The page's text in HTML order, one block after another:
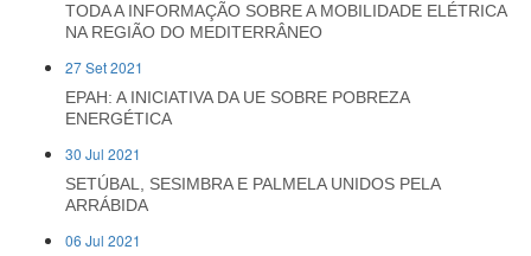
TODA A INFORMAÇÃO SOBRE A MOBILIDADE ELÉTRICA
NA REGIÃO DO MEDITERRÂNEO
27 Set 2021
EPAH: A INICIATIVA DA UE SOBRE POBREZA
ENERGÉTICA
30 Jul 2021
SETÚBAL, SESIMBRA E PALMELA UNIDOS PELA
ARRÁBIDA
06 Jul 2021